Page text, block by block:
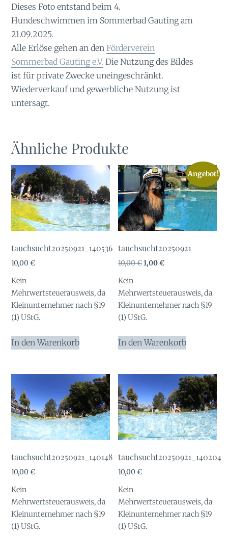
Dieses Foto entstand beim 4.
Hundeschwimmen im Sommerbad Gauting am
21.09.2025.
Alle Erlöse gehen an denFörderverein
Sommerbad Gauting e.V. Die Nutzung des Bildes
ist für private Zwecke uneingeschränkt.
Wiederverkauf und gewerbliche Nutzung ist
untersagt.
Ähnliche Produkte
tauchsucht20250921_140536
10,00€
Kein
Mehrwertsteuerausweis, da
Kleinunternehmer nach §19
(1) UStG.
In den Warenkorb
Angebot!
tauchsucht20250921
10,00€Ursprünglicher
10,00 €
1,00€Aktueller
1,00 €.
Kein
Mehrwertsteuerausweis, da
Kleinunternehmer nach §19
(1) UStG.
In den Warenkorb
tauchsucht20250921_140148
10,00€
Kein
Mehrwertsteuerausweis, da
Kleinunternehmer nach §19
(1) UStG.
tauchsucht20250921_140204
10,00€
Kein
Mehrwertsteuerausweis, da
Kleinunternehmer nach §19
(1) UStG.